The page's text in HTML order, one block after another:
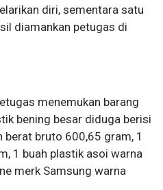
diri, sementara satu
diamankan petugas di
menemukan barang
bening besar diduga berisi
bruto 600,65 gram, 1
1 buah plastik asoi warna
merk Samsung warna